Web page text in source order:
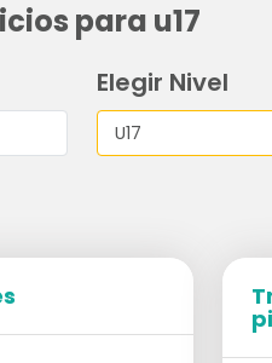
para u17
Elegir Nivel